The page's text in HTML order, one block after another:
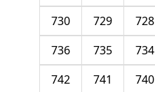
728
729
730
734
735
736
740
741
742